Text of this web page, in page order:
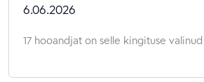
6.06.2026
17 hooandjat on selle kingituse valinud